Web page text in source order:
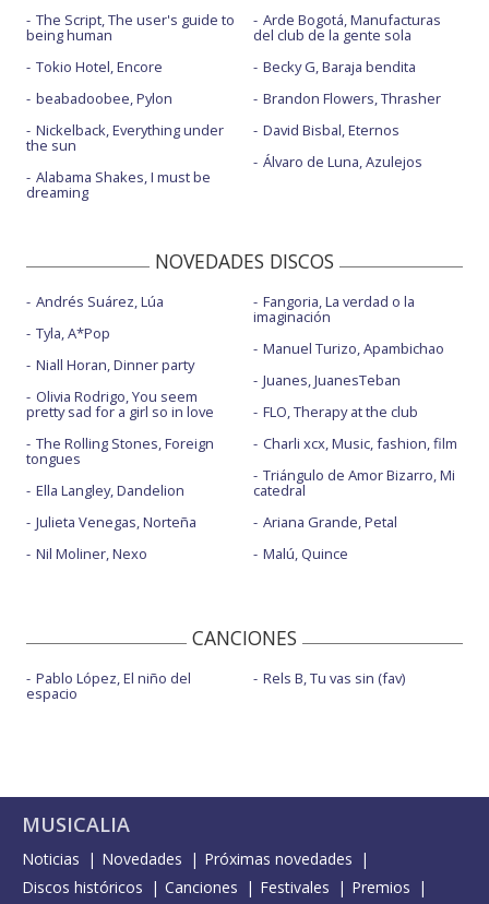
The Script, The user's guide to
being human
Tokio Hotel, Encore
beabadoobee, Pylon
Nickelback, Everything under
the sun
Alabama Shakes, I must be
dreaming
Arde Bogotá, Manufacturas
del club de la gente sola
Becky G, Baraja bendita
Brandon Flowers, Thrasher
David Bisbal, Eternos
Álvaro de Luna, Azulejos
NOVEDADES DISCOS
Andrés Suárez, Lúa
Tyla, A*Pop
Niall Horan, Dinner party
Olivia Rodrigo, You seem
pretty sad for a girl so in love
The Rolling Stones, Foreign
tongues
Ella Langley, Dandelion
Julieta Venegas, Norteña
Nil Moliner, Nexo
Fangoria, La verdad o la
imaginación
Manuel Turizo, Apambichao
Juanes, JuanesTeban
FLO, Therapy at the club
Charli xcx, Music, fashion, film
Triángulo de Amor Bizarro, Mi
catedral
Ariana Grande, Petal
Malú, Quince
CANCIONES
Pablo López, El niño del
espacio
Rels B, Tu vas sin (fav)
MUSICALIA
Noticias Novedades
Próximas novedades
Discos históricos
Canciones Festivales
Premios